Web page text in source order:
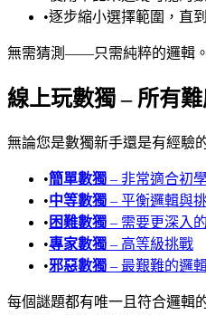
•逐步縮小選擇範圍，直
無需猜測——只需純粹的邏輯。
線上玩數獨 – 所有難
無論您是數獨新手還是有經驗
•簡單數獨 – 非常適合初
•中等數獨 – 平衡邏輯與
• 困難數獨 – 需要更深入
•專家數獨 – 高等級挑戰
•邪惡數獨 – 最艱難的邏
每個謎題都有唯一且符合邏